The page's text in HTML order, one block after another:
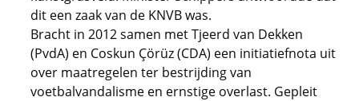
dit een zaak van de KNVB was.
Bracht in 2012 samen met Tjeerd van Dekken
(PvdA) en Coskun Çörüz (CDA) een initiatiefnota uit
over maatregelen ter bestrijding van
voetbalvandalisme en ernstige overlast. Gepleit